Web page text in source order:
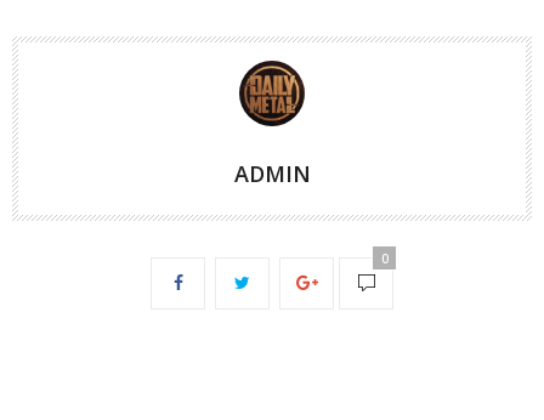
ADMIN
0